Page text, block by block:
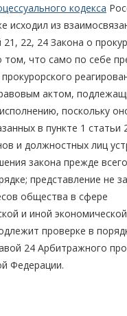
кодекса
исходил из
22, 24 Закона о
что само по себе
актом,
поскольку
в пункте 1 статьи
и должностных лиц
закона прежде
представление не
общества в сфере
и иной
проверке в
24 Арбитражного
Федерации.